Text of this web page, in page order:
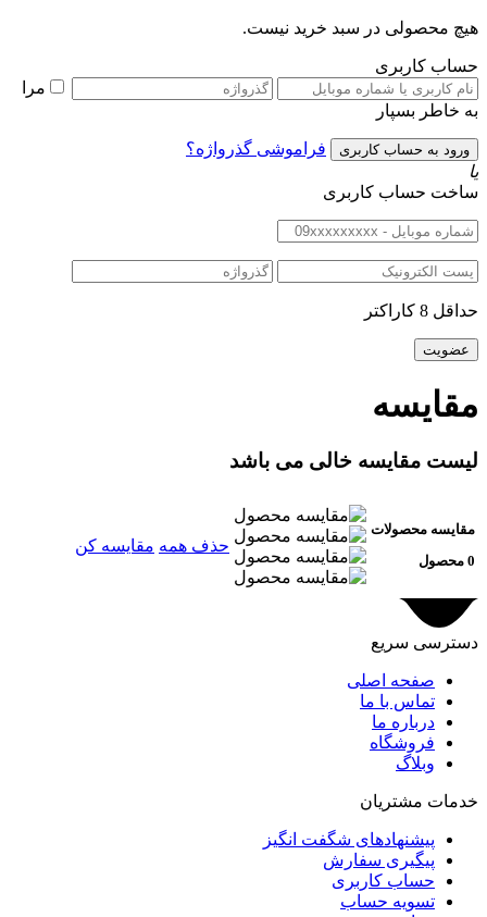
هیچ محصولی در سبد خرید نیست.
حساب کاربری
مرا
به خاطر بسپار
فراموشی گذرواژه؟
یا
ساخت حساب کاربری
حداقل 8 کاراکتر
مقایسه
لیست مقایسه خالی می باشد
مقایسه محصولات
0 محصول
حذف همه مقایسه کن
دسترسی سریع
صفحه اصلی
تماس با ما
درباره ما
فروشگاه
وبلاگ
خدمات مشتریان
پیشنهادهای شگفت انگیز
پیگیری سفارش
حساب کاربری
تسویه حساب